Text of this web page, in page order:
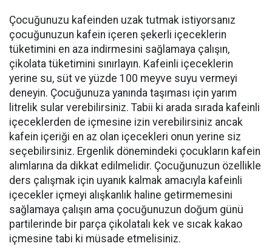
Çocuğunuzu kafeinden uzak tutmak istiyorsanız
çocuğunuzun kafein içeren şekerli içeceklerin
tüketimini en aza indirmesini sağlamaya çalışın,
çikolata tüketimini sınırlayın. Kafeinli içeceklerin
yerine su, süt ve yüzde 100 meyve suyu vermeyi
deneyin. Çocuğunuza yanında taşıması için yarım
litrelik sular verebilirsiniz. Tabii ki arada sırada kafeinli
içeceklerden de içmesine izin verebilirsiniz ancak
kafein içeriği en az olan içecekleri onun yerine siz
seçebilirsiniz. Ergenlik dönemindeki çocukların kafein
alımlarına da dikkat edilmelidir. Çocuğunuzun özellikle
ders çalışmak için uyanık kalmak amacıyla kafeinli
içecekler içmeyi alışkanlık haline getirmemesini
sağlamaya çalışın ama çocuğunuzun doğum günü
partilerinde bir parça çikolatalı kek ve sıcak kakao
içmesine tabi ki müsade etmelisiniz.